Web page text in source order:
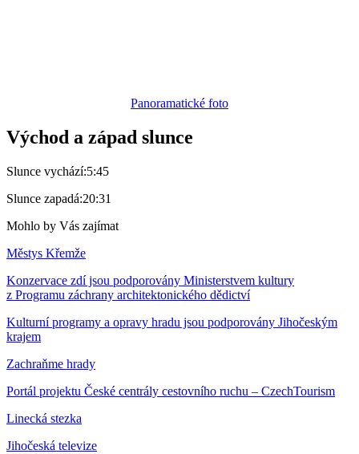
Panoramatické foto
Východ a západ slunce
Slunce vychází:5:45
Slunce zapadá:20:31
Mohlo by Vás zajímat
Městys Křemže
Konzervace zdí jsou podporovány Ministerstvem kultury
z Programu záchrany architektonického dědictví
Kulturní programy a opravy hradu jsou podporovány Jihočeským
krajem
Zachraňme hrady
Portál projektu České centrály cestovního ruchu – CzechTourism
Linecká stezka
Jihočeská televize